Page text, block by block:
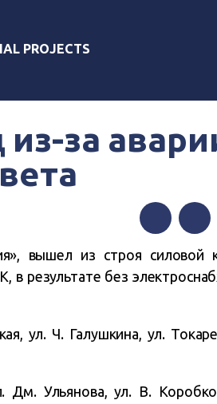
PROJECTS
за
Facebook
вышел из строя силовой
в результате без
ул. Ч. Галушкина, ул.
Дм. Ульянова, ул. В.